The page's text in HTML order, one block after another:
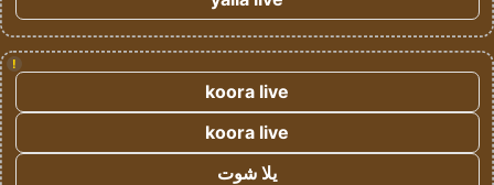
!
koora live
koora live
يلا شوت